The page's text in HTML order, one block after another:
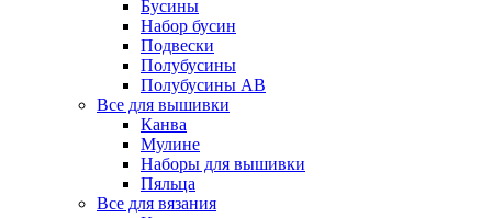
Бусины
Набор бусин
Подвески
Полубусины
Полубусины AB
Все для вышивки
Канва
Мулине
Наборы для вышивки
Пяльца
Все для вязания